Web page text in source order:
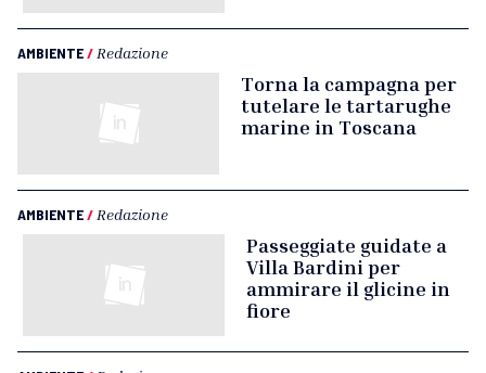
AMBIENTE/ Redazione
Torna la campagna per
tutelare le tartarughe
marine in Toscana
AMBIENTE/ Redazione
Passeggiate guidate a
Villa Bardini per
ammirare il glicine in
fiore